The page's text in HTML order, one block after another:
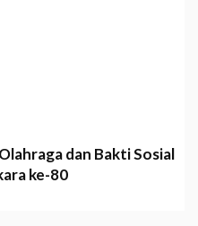
dan Bakti Sosial
ke-80